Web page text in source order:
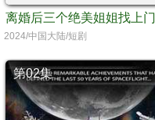
离婚后三个绝美姐姐找上门
2024/中国大陆/短剧
第02集